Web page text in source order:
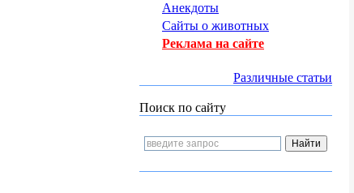
Анекдоты
Сайты о животных
Реклама на сайте
Различные статьи
Поиск по сайту